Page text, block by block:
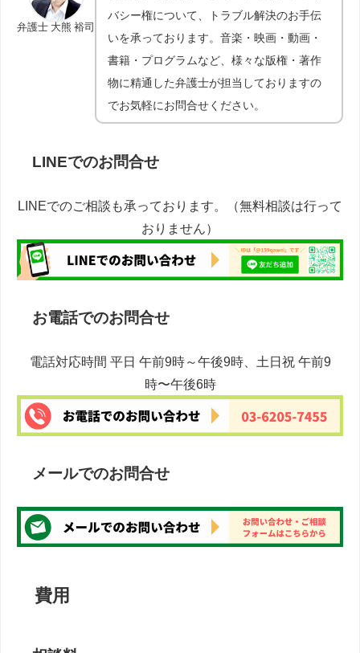
弁護士 大熊 裕司
バシー権について、トラブル解決のお手伝
いを承っております。音楽・映画・動画・
書籍・プログラムなど、様々な版権・著作
物に精通した弁護士が担当しておりますの
でお気軽にお問合せください。
LINEでのお問合せ
LINEでのご相談も承っております。（無料相談は行って
おりません）
お電話でのお問合せ
電話対応時間 平日 午前9時～午後9時、土日祝 午前9
時〜午後6時
メールでのお問合せ
費用